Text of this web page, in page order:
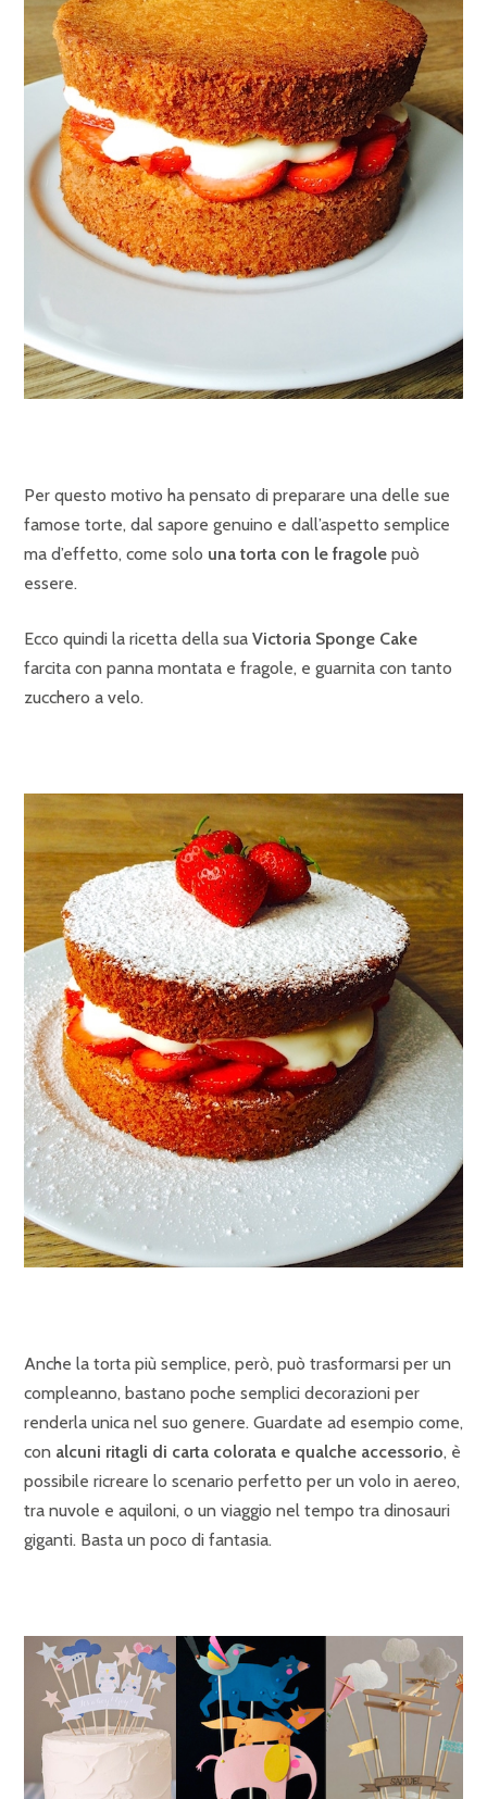
Per questo motivo ha pensato di preparare una delle sue
famose torte, dal sapore genuino e dall’aspetto semplice
ma d’effetto, come solo una torta con le fragole può
essere.
Ecco quindi la ricetta della sua Victoria Sponge Cake
farcita con panna montata e fragole, e guarnita con tanto
zucchero a velo.
Anche la torta più semplice, però, può trasformarsi per un
compleanno, bastano poche semplici decorazioni per
renderla unica nel suo genere. Guardate ad esempio come,
con alcuni ritagli di carta colorata e qualche accessorio, è
possibile ricreare lo scenario perfetto per un volo in aereo,
tra nuvole e aquiloni, o un viaggio nel tempo tra dinosauri
giganti. Basta un poco di fantasia.